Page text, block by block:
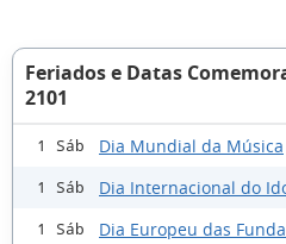
Feriados e Datas
2101
1 Sáb Dia Mundial da Música
1 Sáb Dia Internacional do
1 Sáb Dia Europeu das